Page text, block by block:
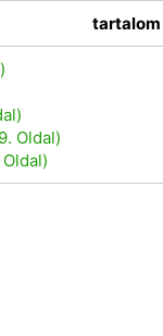
tartalom
Oldal)